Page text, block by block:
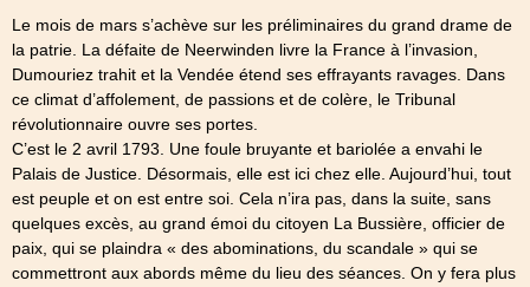
Le mois de mars s’achève sur les préliminaires du grand drame de
la patrie. La défaite de Neerwinden livre la France à l’invasion,
Dumouriez trahit et la Vendée étend ses effrayants ravages. Dans
ce climat d’affolement, de passions et de colère, le Tribunal
révolutionnaire ouvre ses portes.
C’est le 2 avril 1793. Une foule bruyante et bariolée a envahi le
Palais de Justice. Désormais, elle est ici chez elle. Aujourd’hui, tout
est peuple et on est entre soi. Cela n’ira pas, dans la suite, sans
quelques excès, au grand émoi du citoyen La Bussière, officier de
paix, qui se plaindra « des abominations, du scandale » qui se
commettront aux abords même du lieu des séances. On y fera plus